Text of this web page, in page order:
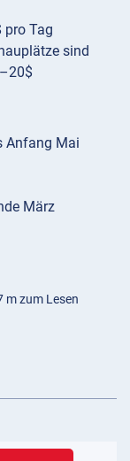
pro Tag
sind
Anfang Mai
März
m zum Lesen